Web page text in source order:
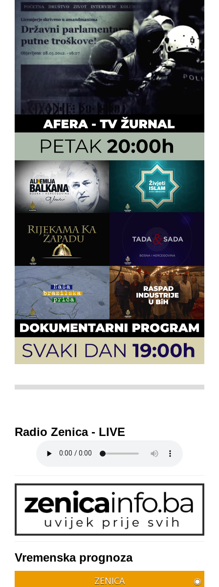
Radio Zenica - LIVE
Vremenska prognoza
ZENICA ◉